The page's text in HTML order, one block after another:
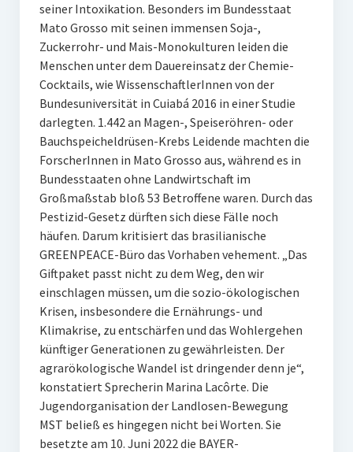
seiner Intoxikation. Besonders im Bundesstaat
Mato Grosso mit seinen immensen Soja-,
Zuckerrohr- und Mais-Monokulturen leiden die
Menschen unter dem Dauereinsatz der Chemie-
Cocktails, wie WissenschaftlerInnen von der
Bundesuniversität in Cuiabá 2016 in einer Studie
darlegten. 1.442 an Magen-, Speiseröhren- oder
Bauchspeicheldrüsen-Krebs Leidende machten die
ForscherInnen in Mato Grosso aus, während es in
Bundesstaaten ohne Landwirtschaft im
Großmaßstab bloß 53 Betroffene waren. Durch das
Pestizid-Gesetz dürften sich diese Fälle noch
häufen. Darum kritisiert das brasilianische
GREENPEACE-Büro das Vorhaben vehement. „Das
Giftpaket passt nicht zu dem Weg, den wir
einschlagen müssen, um die sozio-ökologischen
Krisen, insbesondere die Ernährungs- und
Klimakrise, zu entschärfen und das Wohlergehen
künftiger Generationen zu gewährleisten. Der
agrarökologische Wandel ist dringender denn je“,
konstatiert Sprecherin Marina Lacôrte. Die
Jugendorganisation der Landlosen-Bewegung
MST beließ es hingegen nicht bei Worten. Sie
besetzte am 10. Juni 2022 die BAYER-